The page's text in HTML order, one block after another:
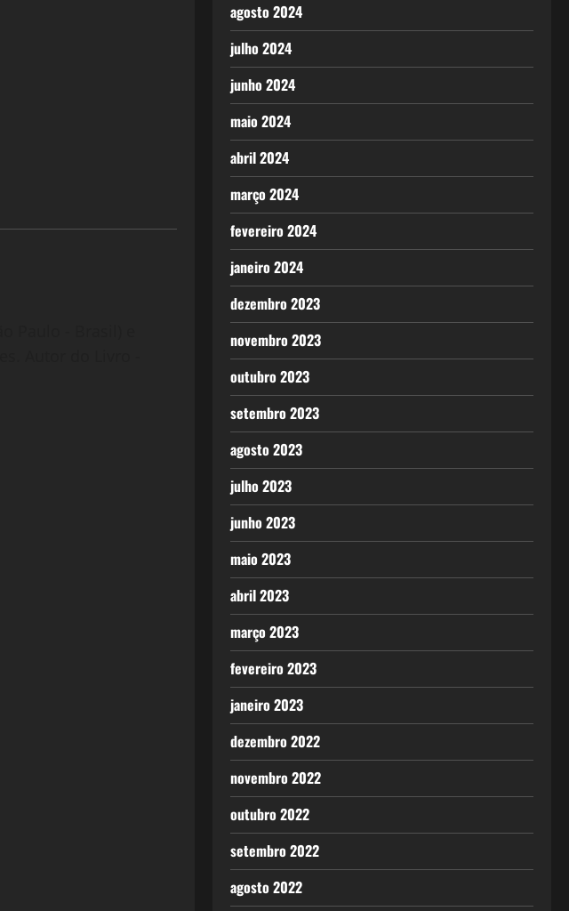
agosto 2024
julho 2024
junho 2024
maio 2024
abril 2024
março 2024
fevereiro 2024
janeiro 2024
dezembro 2023
novembro 2023
outubro 2023
setembro 2023
agosto 2023
julho 2023
junho 2023
maio 2023
abril 2023
março 2023
fevereiro 2023
janeiro 2023
dezembro 2022
novembro 2022
outubro 2022
setembro 2022
agosto 2022